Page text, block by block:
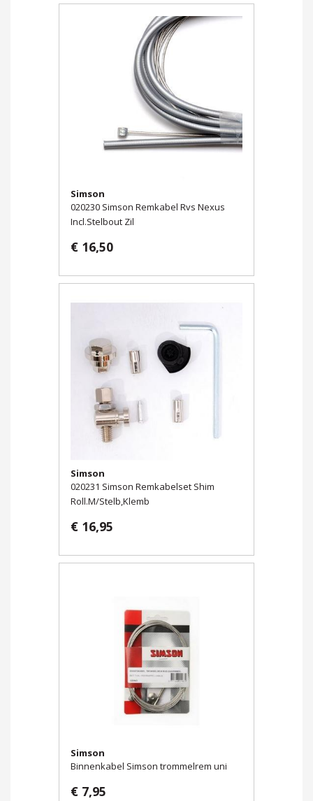
Simson
020230 Simson Remkabel Rvs Nexus
Incl.Stelbout Zil
€ 16,50
Simson
020231 Simson Remkabelset Shim
Roll.M/Stelb,Klemb
€ 16,95
Simson
Binnenkabel Simson trommelrem uni
€ 7,95